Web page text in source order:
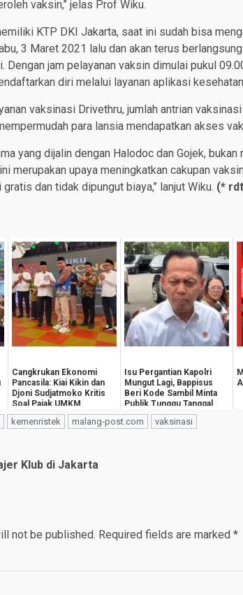
vaksin,’’ jelas Prof Wiku.
KTP DKI Jakarta, saat ini sudah bisa
3 Maret 2021 lalu dan akan terus
Dengan jam pelayanan vaksin dimulai pukul
diri melalui layanan aplikasi
vaksinasi Drivethru, jumlah antrian
para lansia mendapatkan akses
yang dijalin dengan Halodoc dan Gojek,
merupakan upaya meningkatkan cakupan
dan tidak dipungut biaya,’’ lanjut Wiku. (* rdt
Cangkrukan Ekonomi
Pancasila: Kiai Kikin dan
Djoni Sudjatmoko Kritis
Soal Pajak UMKM
Isu Pergantian Kapolri
Mungut Lagi, Bappisus
Beri Kode Sambil Minta
Publik Tunggu Tanggal
Mainnya
kemenristek malang-post.com vaksinasi
Klub di Jakarta
not be published. Required fields are marked *